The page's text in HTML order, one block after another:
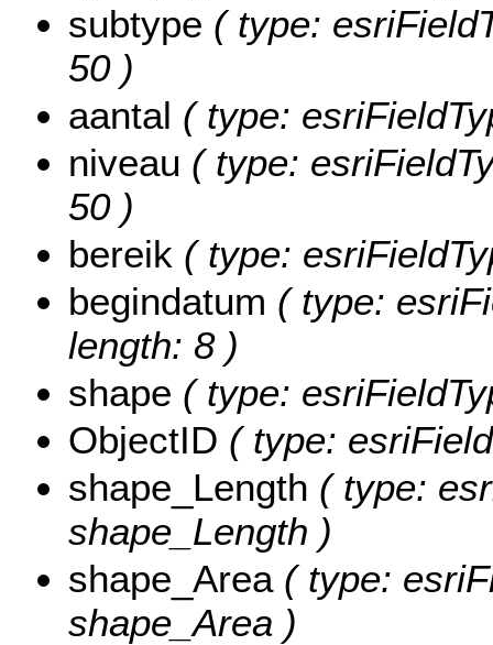
subtype ( type:
50 )
aantal ( type:
niveau ( type:
50 )
bereik ( type:
begindatum ( type:
length: 8 )
shape ( type:
ObjectID ( type:
shape_Length ( type:
shape_Length )
shape_Area ( type:
shape_Area )